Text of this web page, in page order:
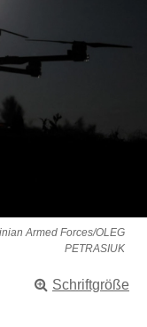
Armed Forces/OLEG
PETRASIUK
Schriftgröße